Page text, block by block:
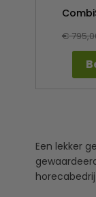
€
Een lekker